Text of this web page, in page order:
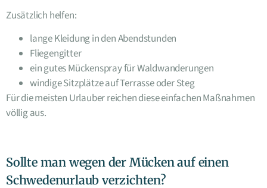
Zusätzlich helfen:
lange Kleidung in den Abendstunden
Fliegengitter
ein gutes Mückenspray für Waldwanderungen
windige Sitzplätze auf Terrasse oder Steg
Für die meisten Urlauber reichen diese einfachen Maßnahmen
völlig aus.
Sollte man wegen der Mücken auf einen
Schwedenurlaub verzichten?